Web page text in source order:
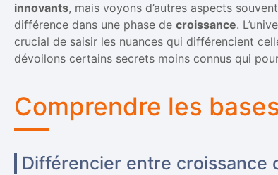
innovants, mais voyons d’autres aspects
différence dans une phase de croissance.
crucial de saisir les nuances qui différencient
dévoilons certains secrets moins connus qui
Comprendre les
Différencier entre croissance